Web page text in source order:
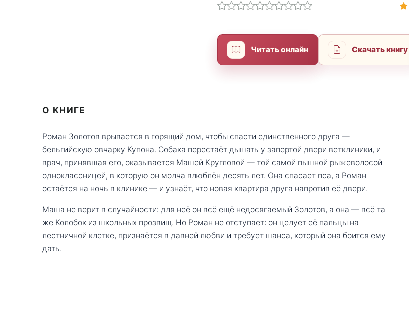
Читать онлайн Скачать книгу
О КНИГЕ
Роман Золотов врывается в горящий дом, чтобы спасти единственного друга —
бельгийскую овчарку Купона. Собака перестаёт дышать у запертой двери ветклиники, и
врач, принявшая его, оказывается Машей Кругловой — той самой пышной рыжеволосой
одноклассницей, в которую он молча влюблён десять лет. Она спасает пса, а Роман
остаётся на ночь в клинике — и узнаёт, что новая квартира друга напротив её двери.
Маша не верит в случайности: для неё он всё ещё недосягаемый Золотов, а она — всё та
же Колобок из школьных прозвищ. Но Роман не отступает: он целует её пальцы на
лестничной клетке, признаётся в давней любви и требует шанса, который она боится ему
дать.